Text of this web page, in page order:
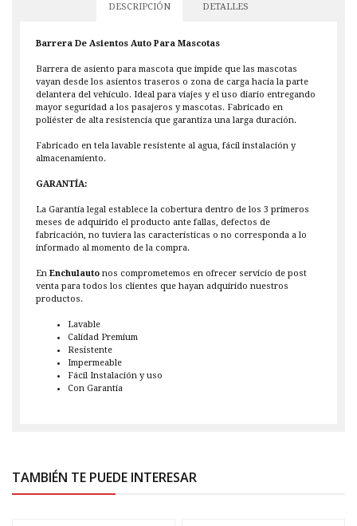
DESCRIPCIÓN DETALLES
Barrera De Asientos Auto Para Mascotas
Barrera de asiento para mascota que impide que las mascotas
vayan desde los asientos traseros o zona de carga hacia la parte
delantera del vehículo. Ideal para viajes y el uso diario entregando
mayor seguridad a los pasajeros y mascotas. Fabricado en
poliéster de alta resistencia que garantiza una larga duración.
Fabricado en tela lavable resistente al agua, fácil instalación y
almacenamiento.
GARANTÍA:
La Garantía legal establece la cobertura dentro de los 3 primeros
meses de adquirido el producto ante fallas, defectos de
fabricación, no tuviera las características o no corresponda a lo
informado al momento de la compra.
En Enchulauto nos comprometemos en ofrecer servicio de post
venta para todos los clientes que hayan adquirido nuestros
productos.
Lavable
Calidad Premium
Resistente
Impermeable
Fácil Instalación y uso
Con Garantía
TAMBIÉN TE PUEDE INTERESAR